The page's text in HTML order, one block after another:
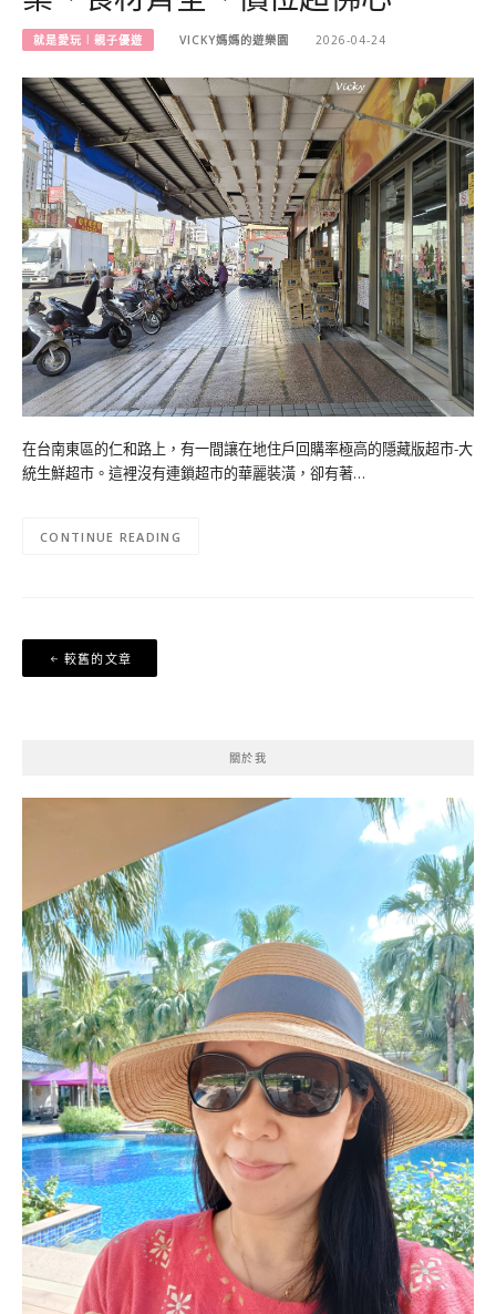
就是愛玩︱親子優遊 VICKY媽媽的遊樂園 2026-04-24
在台南東區的仁和路上，有一間讓在地住戶回購率極高的隱藏版超市-大
統生鮮超市。這裡沒有連鎖超市的華麗裝潢，卻有著…
CONTINUE READING
文
章
較舊的文章
關於我